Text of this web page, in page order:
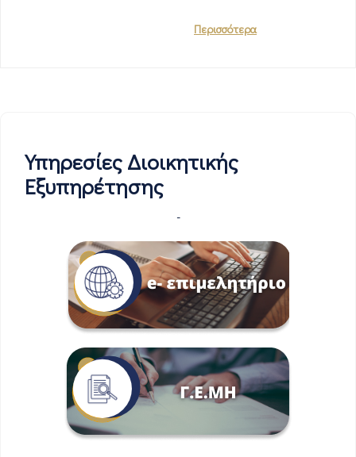
Περισσότερα
Υπηρεσίες Διοικητικής
Εξυπηρέτησης
-